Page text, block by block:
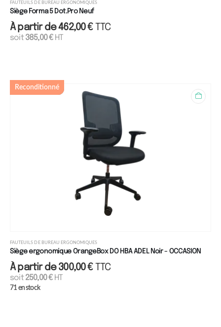
FAUTEUILS DE BUREAU ERGONOMIQUES
Siège Forma 5 Dot.Pro Neuf
À partir de462,00€ TTC
soit385,00€HT
Reconditionné
FAUTEUILS DE BUREAU ERGONOMIQUES
Siège ergonomique OrangeBox DO HBA ADEL Noir - OCCASION
À partir de300,00€ TTC
soit250,00€HT
71 en stock